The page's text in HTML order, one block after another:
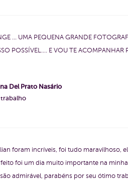
... UMA PEQUENA GRANDE
POSSÍVEL.... E VOU TE ACOMPANHAR
Del Prato Nasário
trabalho
foram incríveis, foi tudo maravilhoso,
foi um dia muito importante na
admirável, parabéns por seu ótimo